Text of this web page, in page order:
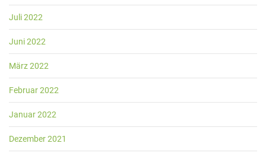
Juli 2022
Juni 2022
März 2022
Februar 2022
Januar 2022
Dezember 2021